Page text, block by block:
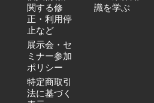
関する修
正・利用停
止など
展示会・セ
ミナー参加
ポリシー
特定商取引
法に基づく
識を学ぶ